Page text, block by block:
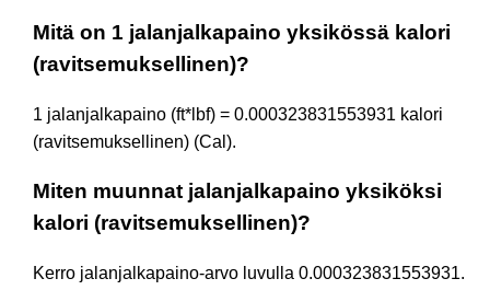
Mitä on 1 jalanjalkapaino yksikössä kalori
(ravitsemuksellinen)?
1 jalanjalkapaino (ft*lbf) = 0.000323831553931 kalori
(ravitsemuksellinen) (Cal).
Miten muunnat jalanjalkapaino yksiköksi
kalori (ravitsemuksellinen)?
Kerro jalanjalkapaino-arvo luvulla 0.000323831553931.